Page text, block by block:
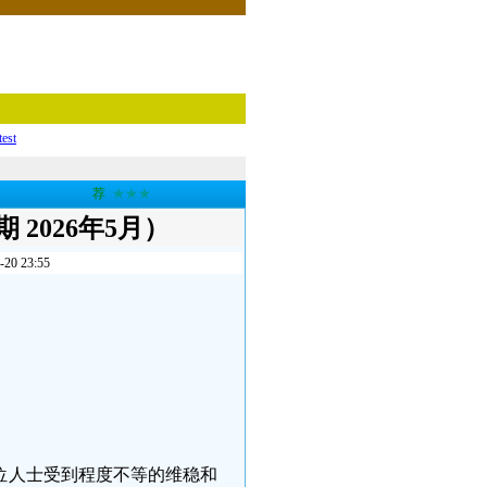
test
荐 ★★★
2026年5月）
23:55
人士受到程度不等的维稳和